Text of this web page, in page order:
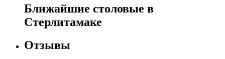
Ближайшие столовые в
Стерлитамаке
Отзывы